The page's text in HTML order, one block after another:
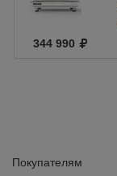
344 990
Покупателям